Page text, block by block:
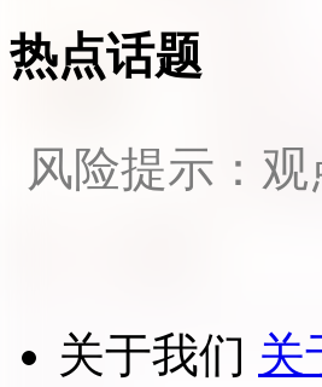
热点话题
风险提示：
关于我们 关